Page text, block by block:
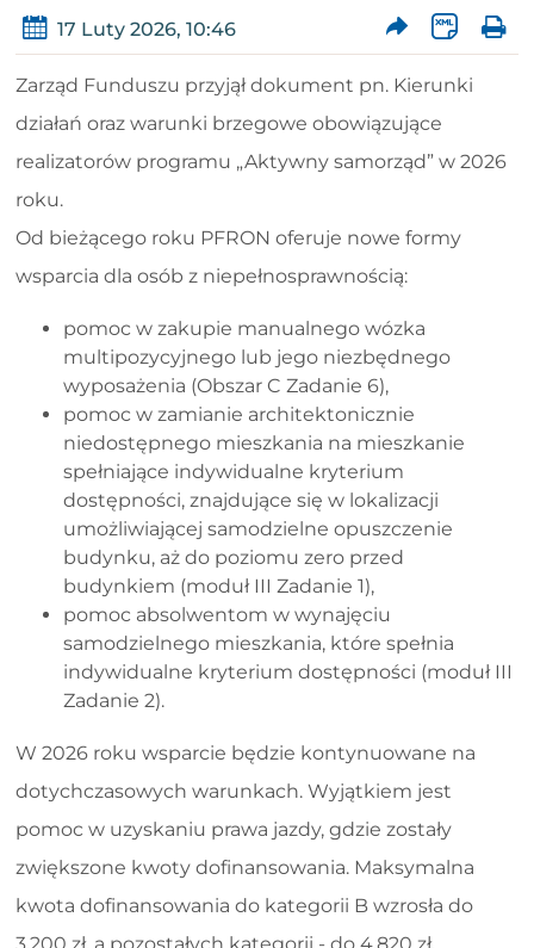
17 Luty 2026, 10:46
Zarząd Funduszu przyjął dokument pn. Kierunki
działań oraz warunki brzegowe obowiązujące
realizatorów programu „Aktywny samorząd” w 2026
roku.
Od bieżącego roku PFRON oferuje nowe formy
wsparcia dla osób z niepełnosprawnością:
pomoc w zakupie manualnego wózka
multipozycyjnego lub jego niezbędnego
wyposażenia (Obszar C Zadanie 6),
pomoc w zamianie architektonicznie
niedostępnego mieszkania na mieszkanie
spełniające indywidualne kryterium
dostępności, znajdujące się w lokalizacji
umożliwiającej samodzielne opuszczenie
budynku, aż do poziomu zero przed
budynkiem (moduł III Zadanie 1),
pomoc absolwentom w wynajęciu
samodzielnego mieszkania, które spełnia
indywidualne kryterium dostępności (moduł III
Zadanie 2).
W 2026 roku wsparcie będzie kontynuowane na
dotychczasowych warunkach. Wyjątkiem jest
pomoc w uzyskaniu prawa jazdy, gdzie zostały
zwiększone kwoty dofinansowania. Maksymalna
kwota dofinansowania do kategorii B wzrosła do